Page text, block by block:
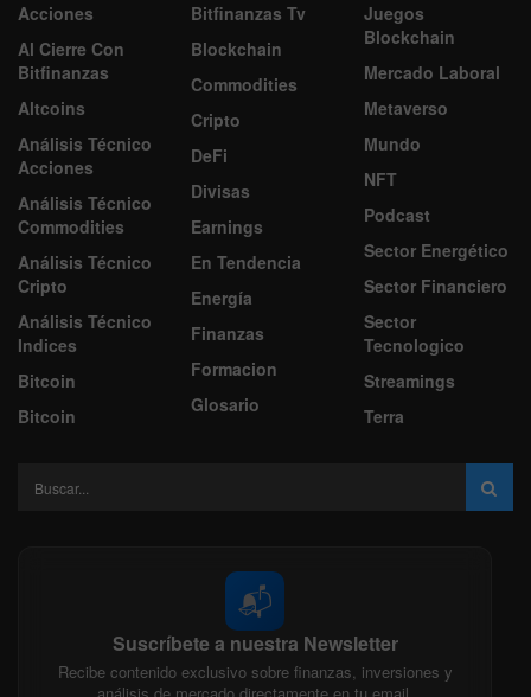
Acciones
Al Cierre Con
Bitfinanzas
Altcoins
Análisis Técnico
Acciones
Análisis Técnico
Commodities
Análisis Técnico
Cripto
Análisis Técnico
Indices
Bitcoin
Bitcoin
Bitfinanzas Tv
Blockchain
Commodities
Cripto
DeFi
Divisas
Earnings
En Tendencia
Energía
Finanzas
Formacion
Glosario
Juegos
Blockchain
Mercado Laboral
Metaverso
Mundo
NFT
Podcast
Sector Energético
Sector Financiero
Sector
Tecnologico
Streamings
Terra
📬
Suscríbete a nuestra Newsletter
Recibe contenido exclusivo sobre finanzas, inversiones y